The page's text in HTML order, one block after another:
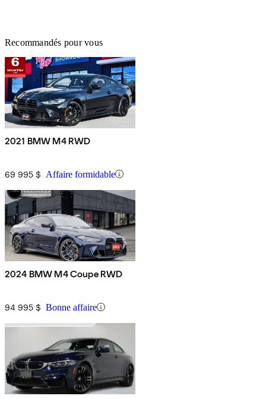
Recommandés pour vous
2021 BMW M4 RWD
69 995 $ Affaire formidable
2024 BMW M4 Coupe RWD
94 995 $ Bonne affaire